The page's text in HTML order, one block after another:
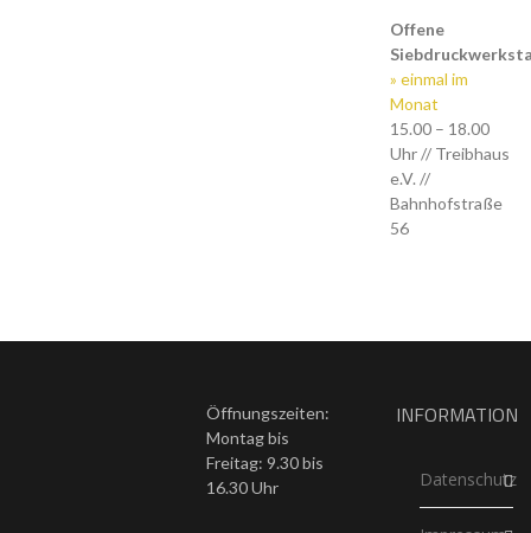
Offene
» einmal im
Monat
15.00 – 18.00
Uhr // Treibhaus
e.V. //
Bahnhofstraße
56
Öffnungszeiten:
Montag bis
Freitag: 9.30 bis
16.30 Uhr
INFORMATION
Datenschutz